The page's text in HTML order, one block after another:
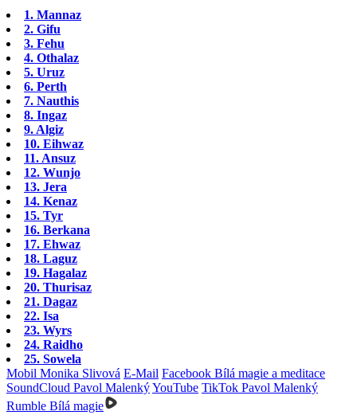
1. Mannaz
2. Gifu
3. Fehu
4. Othalaz
5. Uruz
6. Perth
7. Nauthis
8. Ingaz
9. Algiz
10. Eihwaz
11. Ansuz
12. Wunjo
13. Jera
14. Kenaz
15. Tyr
16. Berkana
17. Ehwaz
18. Laguz
19. Hagalaz
20. Thurisaz
21. Dagaz
22. Isa
23. Wyrs
24. Raidho
25. Sowela
Mobil Monika Slivová E-Mail Facebook Bílá magie a meditace
SoundCloud Pavol MalenkýYouTube TikTok Pavol Malenký
Rumble Bílá magie